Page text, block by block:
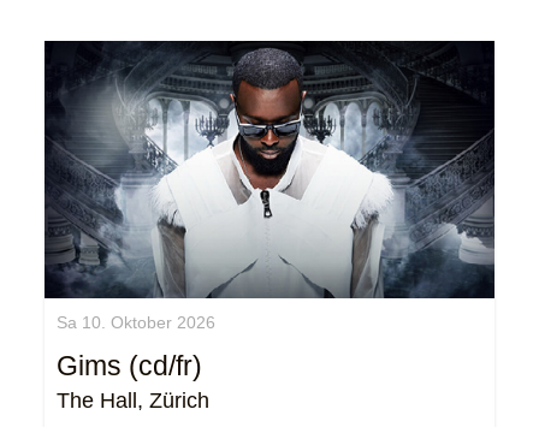
Sa 10. Oktober 2026
Gims (cd/fr)
The Hall, Zürich